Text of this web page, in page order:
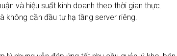
và hiệu suất kinh doanh theo thời gian thực.
không cần đầu tư hạ tầng server riêng.